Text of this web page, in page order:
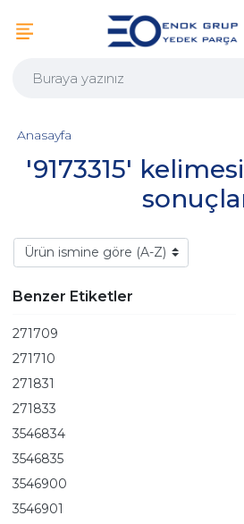
'9173315'
Anasayfa
Benzer Etiketler
271709
271710
271831
271833
3546834
3546835
3546900
3546901